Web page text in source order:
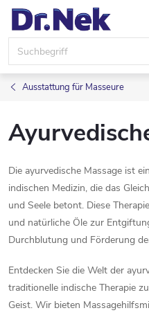
Zum
Inhalt
springen
Ausstattung für Masseure
Die ayurvedische Massage ist
indischen Medizin, die das
und Seele betont. Diese
und natürliche Öle zur
Durchblutung und Förderung
Entdecken Sie die Welt der
traditionelle indische Therapie
Geist. Wir bieten